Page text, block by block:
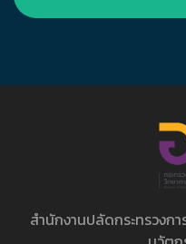
สำนักงานปลัดกระทรวงก